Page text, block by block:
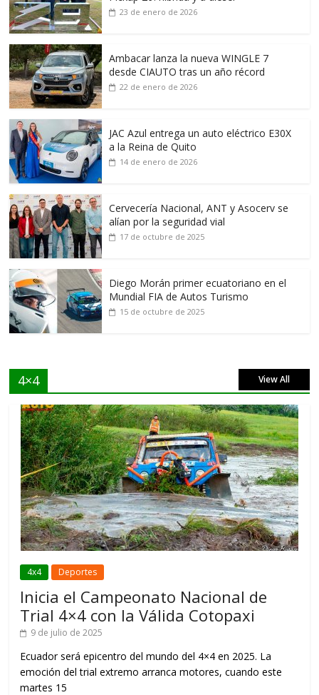
23 de enero de 2026
Ambacar lanza la nueva WINGLE 7
desde CIAUTO tras un año récord
22 de enero de 2026
JAC Azul entrega un auto eléctrico E30X
a la Reina de Quito
14 de enero de 2026
Cervecería Nacional, ANT y Asocerv se
alían por la seguridad vial
17 de octubre de 2025
Diego Morán primer ecuatoriano en el
Mundial FIA de Autos Turismo
15 de octubre de 2025
4×4 View All
4x4 Deportes
Inicia el Campeonato Nacional de
Trial 4×4 con la Válida Cotopaxi
9 de julio de 2025
Ecuador será epicentro del mundo del 4×4 en 2025. La
emoción del trial extremo arranca motores, cuando este
martes 15